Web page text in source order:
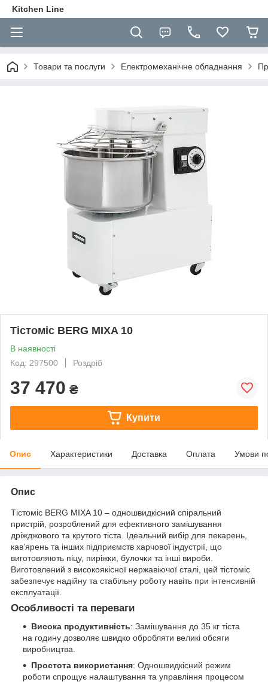
Kitchen Line
Товари та послуги Електромеханічне обладнання
Тістоміс BERG MIXA 10
В наявності
Код: 297500
Роздріб
37 470 ₴
Купити
Опис Характеристики Доставка Оплата Умови
Опис
Тістоміс BERG MIXA 10 – одношвидкісний спіральний
пристрій, розроблений для ефективного замішування
дріжджового та крутого тіста. Ідеальний вибір для пекарень,
кав’ярень та інших підприємств харчової індустрії, що
виготовляють піцу, пиріжки, булочки та інші вироби.
Виготовлений з високоякісної нержавіючої сталі, цей тістоміс
забезпечує надійну та стабільну роботу навіть при інтенсивній
експлуатації.
Особливості та переваги
Висока продуктивність: Замішування до 35 кг тіста
на годину дозволяє швидко обробляти великі обсяги
виробництва.
Простота використання: Одношвидкісний режим
роботи спрощує налаштування та управління процесом